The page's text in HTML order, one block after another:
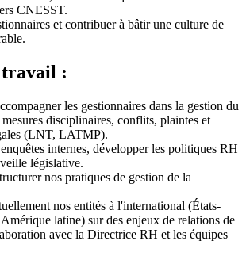
CNESST.
et contribuer à bâtir une culture de
travail :
les gestionnaires dans la gestion du
disciplinaires, conflits, plaintes et
(LNT, LATMP).
internes, développer les politiques RH
législative.
nos pratiques de gestion de la
nos entités à l'international (États-
latine) sur des enjeux de relations de
avec la Directrice RH et les équipes